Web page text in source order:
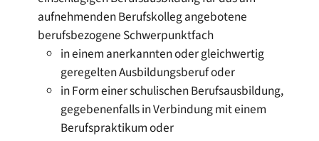
aufnehmenden Berufskolleg angebotene
berufsbezogene Schwerpunktfach
in einem anerkannten oder gleichwertig
geregelten Ausbildungsberuf oder
in Form einer schulischen Berufsausbildung,
gegebenenfalls in Verbindung mit einem
Berufspraktikum oder